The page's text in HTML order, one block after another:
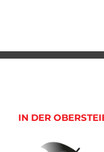
IN DER